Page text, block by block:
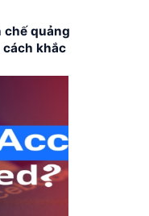
chế quảng
cách khắc